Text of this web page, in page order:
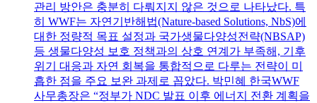
관리 방안은 충분히 다뤄지지 않은 것으로 나타났다. 특
히 WWF는 자연기반해법(Nature-based Solutions, NbS)에
대한 정량적 목표 설정과 국가생물다양성전략(NBSAP)
등 생물다양성 보호 정책과의 상호 연계가 부족해, 기후
위기 대응과 자연 회복을 통합적으로 다루는 전략이 미
흡한 점을 주요 보완 과제로 꼽았다. 박민혜 한국WWF
사무총장은 “정부가 NDC 발표 이후 에너지 전환 계획을